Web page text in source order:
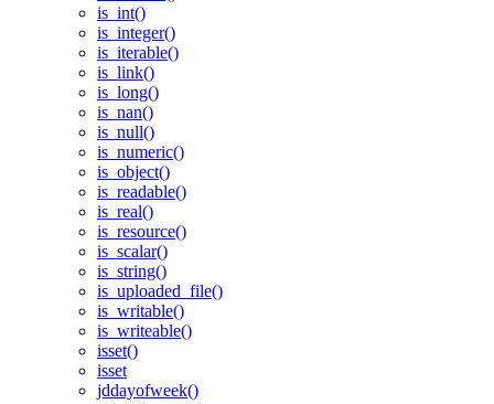
is_int()
is_integer()
is_iterable()
is_link()
is_long()
is_nan()
is_null()
is_numeric()
is_object()
is_readable()
is_real()
is_resource()
is_scalar()
is_string()
is_uploaded_file()
is_writable()
is_writeable()
isset()
isset
jddayofweek()